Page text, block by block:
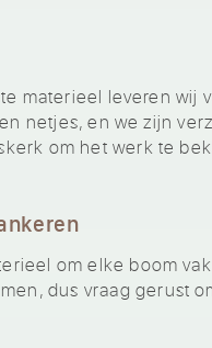
materieel leveren wij
netjes, en we zijn
om het werk te
om elke boom
dus vraag gerust